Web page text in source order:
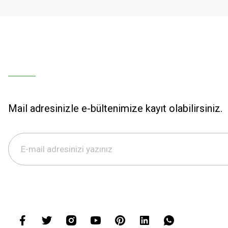
Mail adresinizle e-bültenimize kayıt olabilirsiniz.